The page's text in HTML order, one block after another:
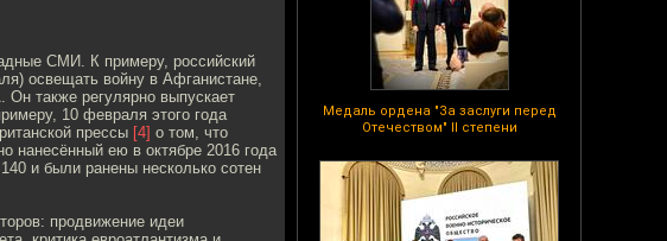
Медаль ордена "За заслуги перед
Отечеством" II степени
СМИ. К примеру, российский
освещать войну в Афганистане,
также регулярно выпускает
10 февраля этого года
прессы [4] о том, что
нанесённый ею в октябре 2016 года
и были ранены несколько сотен
продвижение идеи